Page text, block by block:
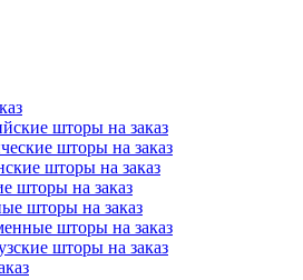
шторы на заказ
шторы на заказ
шторы на заказ
шторы на заказ
шторы на заказ
шторы на заказ
шторы на заказ